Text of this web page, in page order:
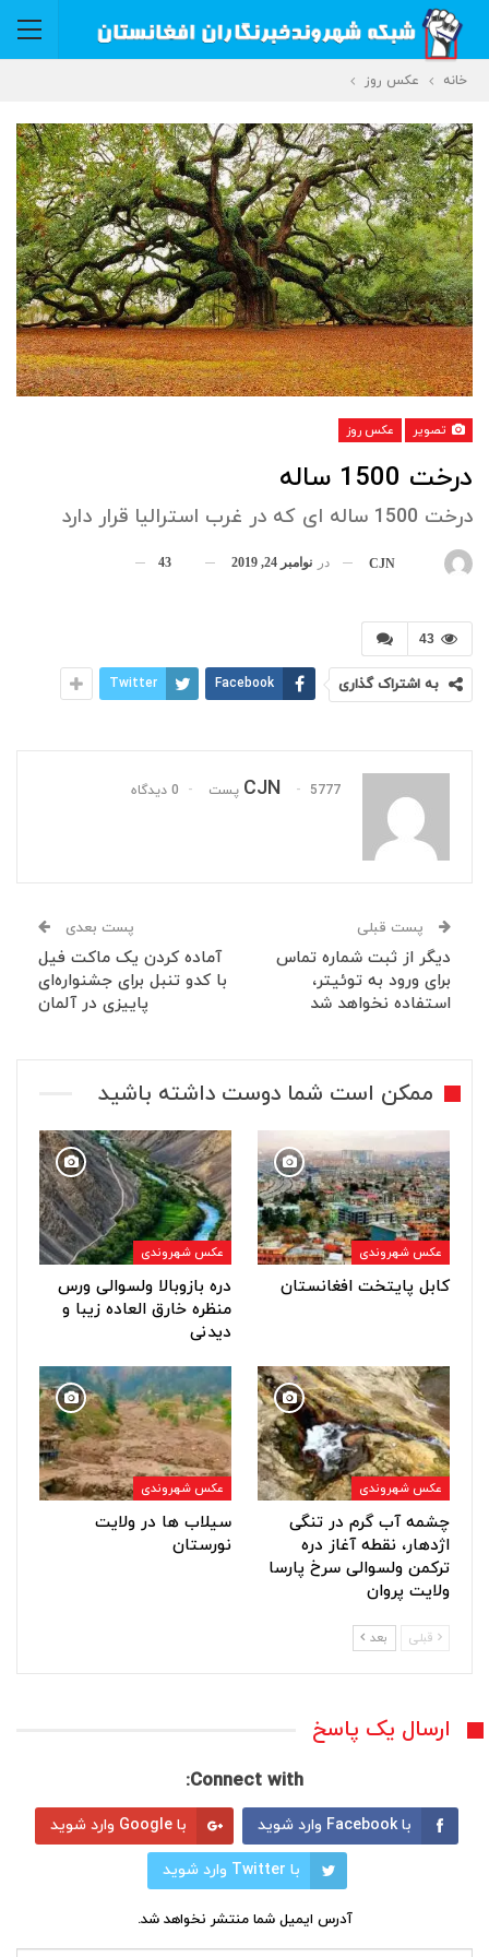
خانه عکس روز
تصویر عکس روز
درخت 1500 ساله
درخت 1500 ساله ای که در غرب استرالیا قرار دارد
CJN در نوامبر 24, 2019 43
43
به اشتراک گذاری Facebook
Twitter
CJN 5777 پست 0 دیدگاه
پست قبلی
دیگر از ثبت شماره تماس
برای ورود به توئیتر،
استفاده نخواهد شد
پست بعدی
آماده کردن یک ماکت فیل
با کدو تنبل برای جشنواره‌ای
پاییزی در آلمان
ممکن است شما دوست داشته باشید
عکس شهروندی
کابل پایتخت افغانستان
عکس شهروندی
دره بازوبالا ولسوالی ورس
منظره خارق العاده زیبا و
دیدنی
عکس شهروندی
چشمه آب گرم در تنگی
اژدهار، نقطه آغاز دره
ترکمن ولسوالی سرخ پارسا
ولایت پروان
عکس شهروندی
سیلاب ها در ولایت
نورستان
قبلی بعد
ارسال یک پاسخ
Connect with:
با Facebook وارد شوید با Google وارد شوید
با Twitter وارد شوید
آدرس ایمیل شما منتشر نخواهد شد.